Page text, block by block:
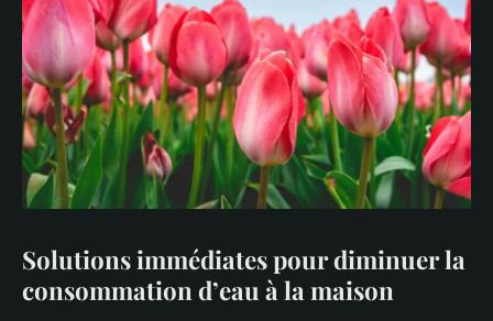
Solutions immédiates pour diminuer la
consommation d’eau à la maison